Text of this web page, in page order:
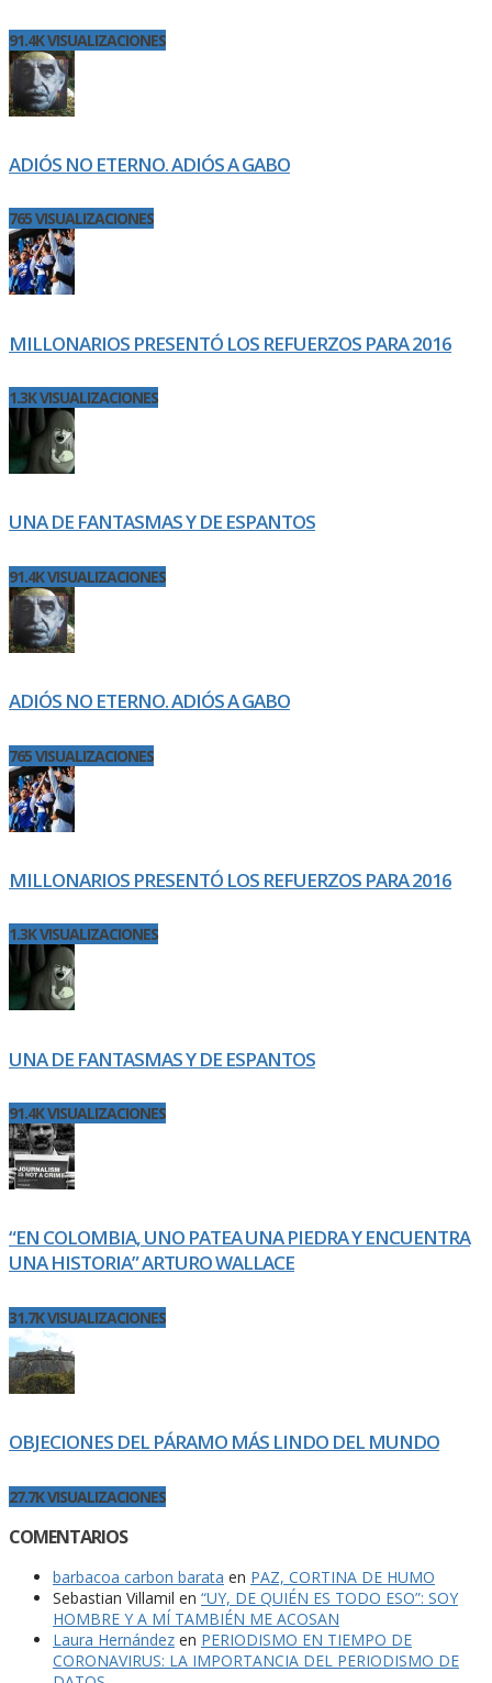
91.4K VISUALIZACIONES
ADIÓS NO ETERNO. ADIÓS A GABO
765 VISUALIZACIONES
MILLONARIOS PRESENTÓ LOS REFUERZOS PARA 2016
1.3K VISUALIZACIONES
UNA DE FANTASMAS Y DE ESPANTOS
91.4K VISUALIZACIONES
ADIÓS NO ETERNO. ADIÓS A GABO
765 VISUALIZACIONES
MILLONARIOS PRESENTÓ LOS REFUERZOS PARA 2016
1.3K VISUALIZACIONES
UNA DE FANTASMAS Y DE ESPANTOS
91.4K VISUALIZACIONES
“EN COLOMBIA, UNO PATEA UNA PIEDRA Y ENCUENTRA
UNA HISTORIA” ARTURO WALLACE
31.7K VISUALIZACIONES
OBJECIONES DEL PÁRAMO MÁS LINDO DEL MUNDO
27.7K VISUALIZACIONES
COMENTARIOS
barbacoa carbon barata en PAZ, CORTINA DE HUMO
Sebastian Villamil en “UY, DE QUIÉN ES TODO ESO”: SOY
HOMBRE Y A MÍ TAMBIÉN ME ACOSAN
Laura Hernández en PERIODISMO EN TIEMPO DE
CORONAVIRUS: LA IMPORTANCIA DEL PERIODISMO DE